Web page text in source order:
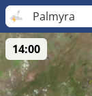
Palmyra
14:00